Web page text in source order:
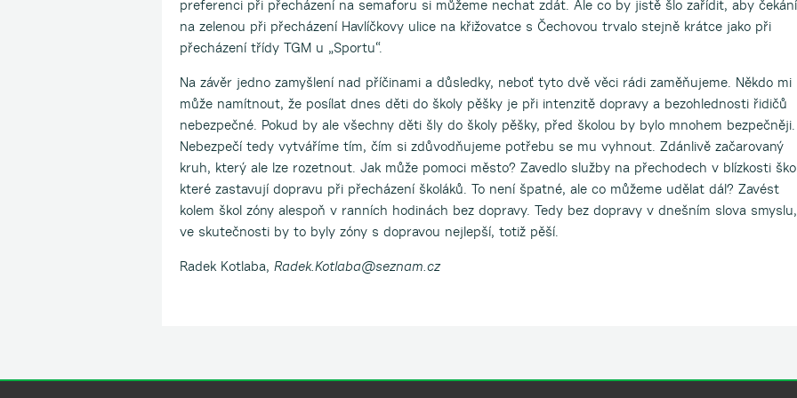
preferenci při přecházení na semaforu si můžeme nechat zdát. Ale co by jistě šlo zařídit, aby čekání
na zelenou při přecházení Havlíčkovy ulice na křižovatce s Čechovou trvalo stejně krátce jako při
přecházení třídy TGM u „Sportu“.
Na závěr jedno zamyšlení nad příčinami a důsledky, neboť tyto dvě věci rádi zaměňujeme. Někdo mi
může namítnout, že posílat dnes děti do školy pěšky je při intenzitě dopravy a bezohlednosti řidičů
nebezpečné. Pokud by ale všechny děti šly do školy pěšky, před školou by bylo mnohem bezpečněji.
Nebezpečí tedy vytváříme tím, čím si zdůvodňujeme potřebu se mu vyhnout. Zdánlivě začarovaný
kruh, který ale lze rozetnout. Jak může pomoci město? Zavedlo služby na přechodech v blízkosti
které zastavují dopravu při přecházení školáků. To není špatné, ale co můžeme udělat dál? Zavést
kolem škol zóny alespoň v ranních hodinách bez dopravy. Tedy bez dopravy v dnešním slova smyslu,
ve skutečnosti by to byly zóny s dopravou nejlepší, totiž pěší.
Radek Kotlaba, Radek.Kotlaba@seznam.cz